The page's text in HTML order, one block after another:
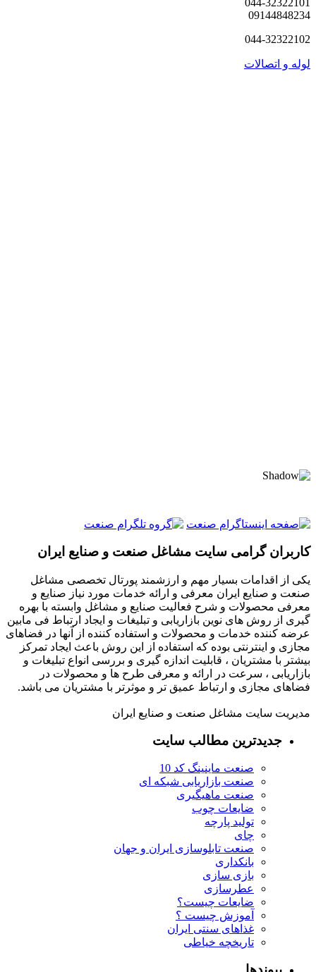
044-32322101
09144848234
044-32322102
لوله و اتصالات
کاربران گرامی سایت مشاغل صنعت و صنایع ایران
یکی از اقدامات بسیار مهم و ارزشمند پورتال تخصصی مشاغل
صنعت و صنایع ایران معرفی و ارائه خدمات مورد نیاز صنایع و
معرفی محصولات و شرح فعالیت صنایع و مشاغل وابسته با بهره
گیری از روش های نوین بازاریابی و تبلیغات و ایجاد ارتباط فی مابین
عرضه کننده خدمات و محصولات و استفاده کننده از آنها در فضاهای
مجازی و اینترنتی بوده که استفاده از این روش باعث ایجاد تمرکز
بیشتر با مشتریان ، قابلیت اندازه گیری و بررسی انواع تبلیغات و
بازاریابی ، سرعت در ارائه و معرفی طرح ها و محصولات در
فضاهای مجازی و ارتباط عمیق تر و موثرتر با مشتریان می باشد.
مدیریت سایت مشاغل صنعت و صنایع ایران
جدیدترین مطالب سایت
صنعت ماینینگ کد 10
صنعت بازاریابی شبکه ای
صنعت ماهیگیری
ضایعات چوب
تولید پارچه
چای
صنعت تابلوسازی ایران و جهان
بانکداری
بازی سازی
عطرسازی
ضایعات چیست؟
آموزش چیست ؟
غذاهای سنتی ایران
تاریخچه خیاطی